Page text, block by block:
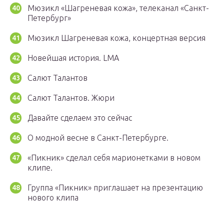
Мюзикл «Шагреневая кожа», телеканал «Санкт-
Петербург»
Мюзикл Шагреневая кожа, концертная версия
Новейшая история. LMA
Салют Талантов
Салют Талантов. Жюри
Давайте сделаем это сейчас
О модной весне в Санкт-Петербурге.
«Пикник» сделал себя марионетками в новом
клипе.
Группа «Пикник» приглашает на презентацию
нового клипа